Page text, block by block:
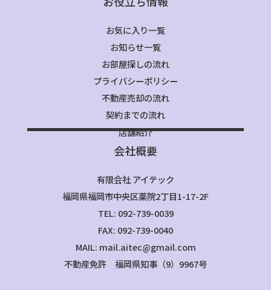
お気に入り一覧
お知らせ一覧
お部屋探しの流れ
プライバシーポリシー
不動産売却の流れ
契約までの流れ
店舗紹介
会社概要
有限会社 アイテック
福岡県福岡市中央区薬院2丁目1-17-2F
TEL: 092-739-0039
FAX: 092-739-0040
MAIL: mail.aitec@gmail.com
不動産免許 福岡県知事（9）9967号